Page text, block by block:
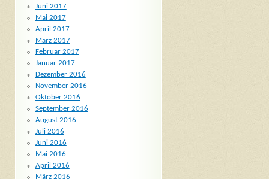
Juni 2017
Mai 2017
April 2017
März 2017
Februar 2017
Januar 2017
Dezember 2016
November 2016
Oktober 2016
September 2016
August 2016
Juli 2016
Juni 2016
Mai 2016
April 2016
März 2016